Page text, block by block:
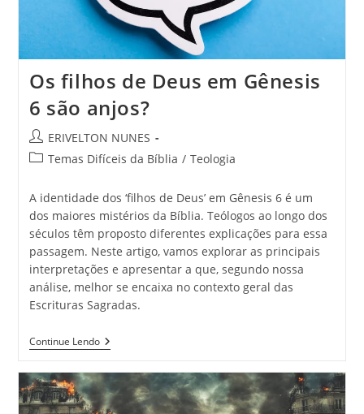
Os filhos de Deus em Gênesis
6 são anjos?
ERIVELTON NUNES
Temas Difíceis da Bíblia / Teologia
A identidade dos ‘filhos de Deus’ em Gênesis 6 é um
dos maiores mistérios da Bíblia. Teólogos ao longo dos
séculos têm proposto diferentes explicações para essa
passagem. Neste artigo, vamos explorar as principais
interpretações e apresentar a que, segundo nossa
análise, melhor se encaixa no contexto geral das
Escrituras Sagradas.
Continue Lendo